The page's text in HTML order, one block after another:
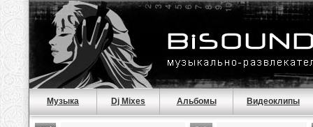
Музыка Dj Mixes Альбомы Видеоклипы